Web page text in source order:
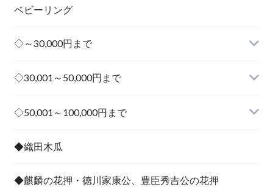
ベビーリング
◇～30,000円まで
その他
◇30,001～50,000円まで
その他
◇50,001～100,000円まで
◆織田木瓜
◆麒麟の花押・徳川家康公、豊臣秀吉公の花押